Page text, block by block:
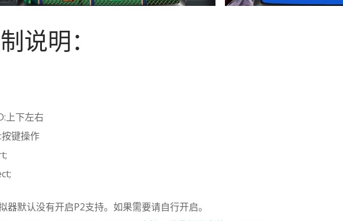
说明：
上下左右
按键操作
器默认没有开启P2支持。如果需要请自行开启。